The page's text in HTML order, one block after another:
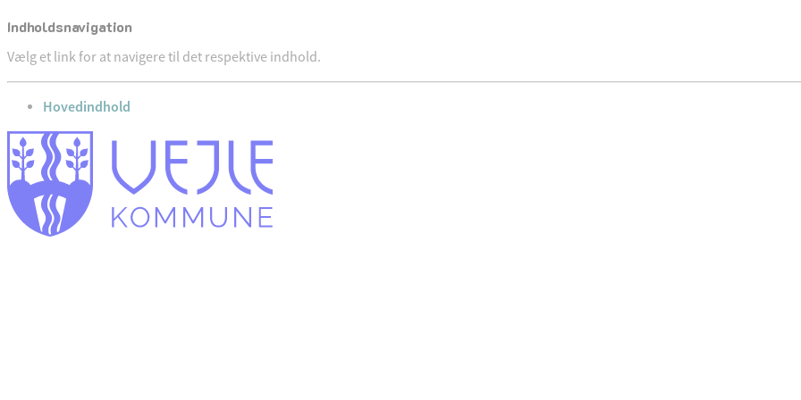
Indholdsnavigation
Vælg et link for at navigere til det respektive indhold.
gå til
Hovedindhold